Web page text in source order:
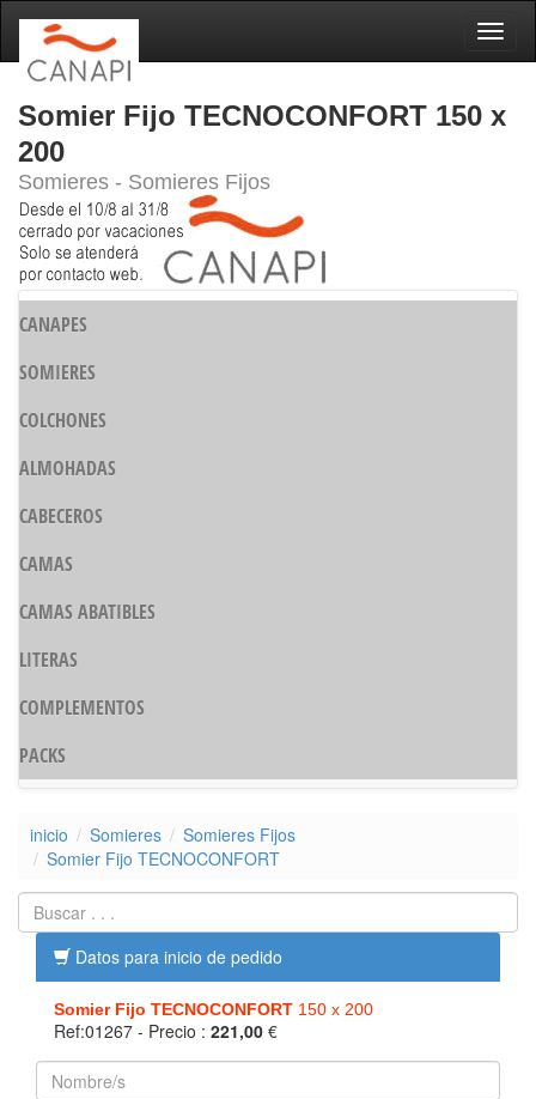
Somier Fijo TECNOCONFORT 150 x
200
Somieres - Somieres Fijos
CANAPES
SOMIERES
COLCHONES
ALMOHADAS
CABECEROS
CAMAS
CAMAS ABATIBLES
LITERAS
COMPLEMENTOS
PACKS
inicio Somieres
Somieres Fijos
Somier Fijo TECNOCONFORT
Datos para inicio de pedido
Somier Fijo TECNOCONFORT 150 x 200
Ref:01267 - Precio : 221,00 €